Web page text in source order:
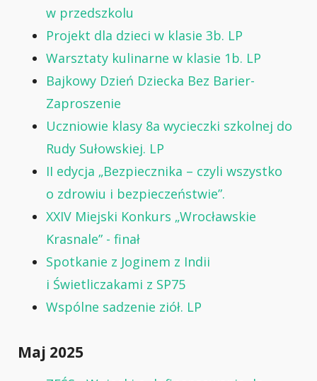
w przedszkolu
Projekt dla dzieci w klasie 3b. LP
Warsztaty kulinarne w klasie 1b. LP
Bajkowy Dzień Dziecka Bez Barier-
Zaproszenie
Uczniowie klasy 8a wycieczki szkolnej do
Rudy Sułowskiej. LP
II edycja „Bezpiecznika – czyli wszystko
o zdrowiu i bezpieczeństwie”.
XXIV Miejski Konkurs „Wrocławskie
Krasnale” - finał
Spotkanie z Joginem z Indii
i Świetliczakami z SP75
Wspólne sadzenie ziół. LP
Maj 2025